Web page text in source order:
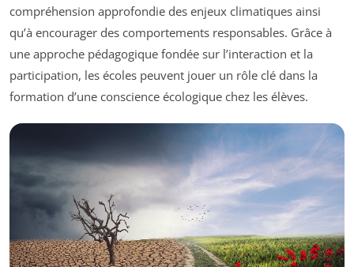
compréhension approfondie des enjeux climatiques ainsi
qu’à encourager des comportements responsables. Grâce à
une approche pédagogique fondée sur l’interaction et la
participation, les écoles peuvent jouer un rôle clé dans la
formation d’une conscience écologique chez les élèves.